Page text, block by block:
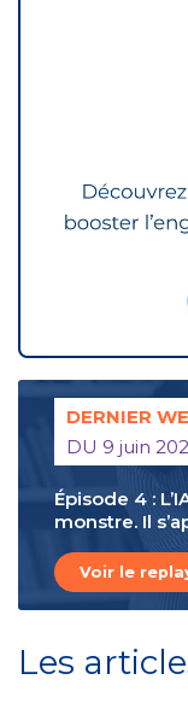
DERNIER
DU 9 juin
Épisode 4 :
monstre. Il
Voir le
Les